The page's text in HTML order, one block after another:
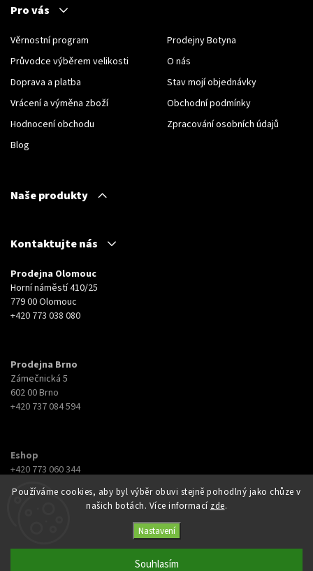
Používáme cookies, aby byl výběr obuvi stejně pohodlný jako chůze v
našich botách. Více informací zde.
Nastavení
Souhlasím
Pro vás
Věrnostní program
Průvodce výběrem velikosti
Doprava a platba
Vrácení a výměna zboží
Hodnocení obchodu
Blog
Prodejny Botyna
O nás
Stav mojí objednávky
Obchodní podmínky
Zpracování osobních údajů
Naše produkty
Kontaktujte nás
Prodejna Olomouc
Horní náměstí 410/25
779 00 Olomouc
+420 773 038 080
Prodejna Brno
Zámečnická 5
602 00 Brno
+420 737 084 594
Eshop
+420 773 060 344
eshop@botyna.cz